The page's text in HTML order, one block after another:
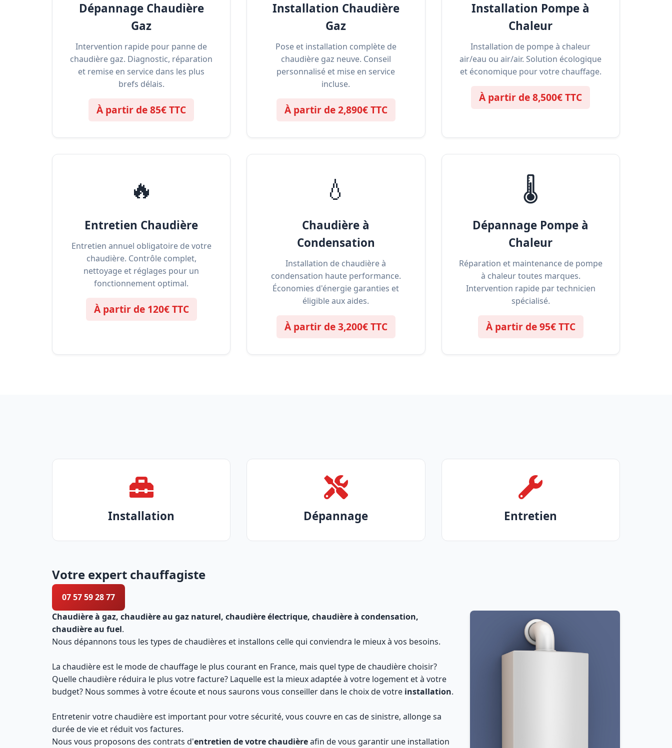
Dépannage Chaudière
Gaz
Intervention rapide pour panne de
chaudière gaz. Diagnostic, réparation
et remise en service dans les plus
brefs délais.
À partir de 85€ TTC
Installation Chaudière
Gaz
Pose et installation complète de
chaudière gaz neuve. Conseil
personnalisé et mise en service
incluse.
À partir de 2,890€ TTC
Installation Pompe à
Chaleur
Installation de pompe à chaleur
air/eau ou air/air. Solution écologique
et économique pour votre chauffage.
À partir de 8,500€ TTC
🔥
Entretien Chaudière
Entretien annuel obligatoire de votre
chaudière. Contrôle complet,
nettoyage et réglages pour un
fonctionnement optimal.
À partir de 120€ TTC
💧
Chaudière à
Condensation
Installation de chaudière à
condensation haute performance.
Économies d'énergie garanties et
éligible aux aides.
À partir de 3,200€ TTC
🌡️
Dépannage Pompe à
Chaleur
Réparation et maintenance de pompe
à chaleur toutes marques.
Intervention rapide par technicien
spécialisé.
À partir de 95€ TTC
Installation Dépannage Entretien
Votre expert chauffagiste
07 57 59 28 77
Chaudière à gaz, chaudière au gaz naturel, chaudière électrique, chaudière à condensation,
chaudière au fuel.
Nous dépannons tous les types de chaudières et installons celle qui conviendra le mieux à vos besoins.
La chaudière est le mode de chauffage le plus courant en France, mais quel type de chaudière choisir?
Quelle chaudière réduira le plus votre facture? Laquelle est la mieux adaptée à votre logement et à votre
budget? Nous sommes à votre écoute et nous saurons vous conseiller dans le choix de votre installation.
Entretenir votre chaudière est important pour votre sécurité, vous couvre en cas de sinistre, allonge sa
durée de vie et réduit vos factures.
Nous vous proposons des contrats d'entretien de votre chaudièreafin de vous garantir une installation